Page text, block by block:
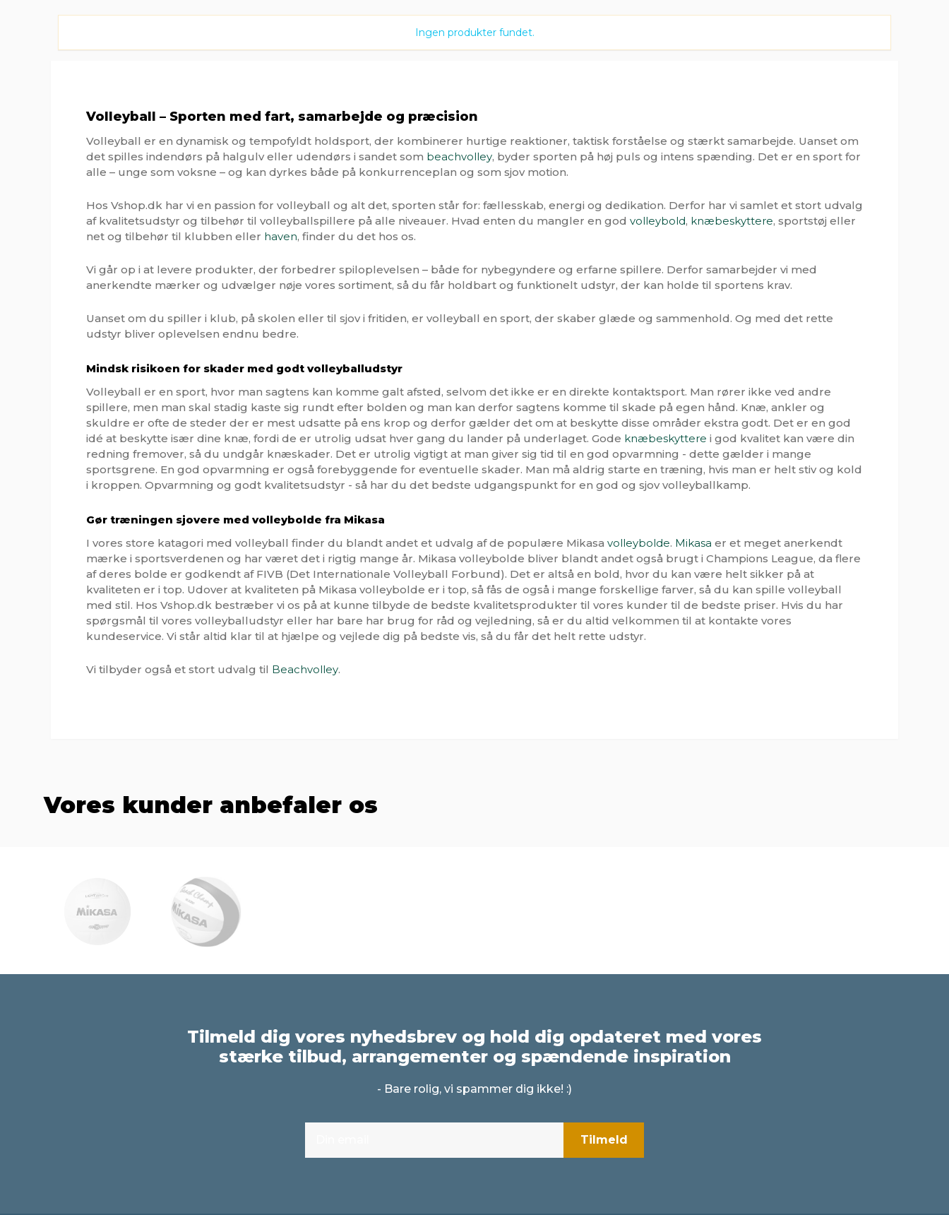
Ingen produkter fundet.
Volleyball – Sporten med fart, samarbejde og præcision
Volleyball er en dynamisk og tempofyldt holdsport, der kombinerer hurtige reaktioner, taktisk forståelse og stærkt samarbejde. Uanset om
det spilles indendørs på halgulv eller udendørs i sandet som beachvolley, byder sporten på høj puls og intens spænding. Det er en sport for
alle – unge som voksne – og kan dyrkes både på konkurrenceplan og som sjov motion.
Hos Vshop.dk har vi en passion for volleyball og alt det, sporten står for: fællesskab, energi og dedikation. Derfor har vi samlet et stort udvalg
af kvalitetsudstyr og tilbehør til volleyballspillere på alle niveauer. Hvad enten du mangler en god volleybold, knæbeskyttere, sportstøj eller
net og tilbehør til klubben eller haven, finder du det hos os.
Vi går op i at levere produkter, der forbedrer spiloplevelsen – både for nybegyndere og erfarne spillere. Derfor samarbejder vi med
anerkendte mærker og udvælger nøje vores sortiment, så du får holdbart og funktionelt udstyr, der kan holde til sportens krav.
Uanset om du spiller i klub, på skolen eller til sjov i fritiden, er volleyball en sport, der skaber glæde og sammenhold. Og med det rette
udstyr bliver oplevelsen endnu bedre.
Mindsk risikoen for skader med godt volleyballudstyr
Volleyball er en sport, hvor man sagtens kan komme galt afsted, selvom det ikke er en direkte kontaktsport. Man rører ikke ved andre
spillere, men man skal stadig kaste sig rundt efter bolden og man kan derfor sagtens komme til skade på egen hånd. Knæ, ankler og
skuldre er ofte de steder der er mest udsatte på ens krop og derfor gælder det om at beskytte disse områder ekstra godt. Det er en god
idé at beskytte især dine knæ, fordi de er utrolig udsat hver gang du lander på underlaget. Gode knæbeskyttere i god kvalitet kan være din
redning fremover, så du undgår knæskader. Det er utrolig vigtigt at man giver sig tid til en god opvarmning - dette gælder i mange
sportsgrene. En god opvarmning er også forebyggende for eventuelle skader. Man må aldrig starte en træning, hvis man er helt stiv og kold
i kroppen. Opvarmning og godt kvalitetsudstyr - så har du det bedste udgangspunkt for en god og sjov volleyballkamp.
Gør træningen sjovere med volleybolde fra Mikasa
I vores store katagori med volleyball finder du blandt andet et udvalg af de populære Mikasa volleybolde. Mikasa er et meget anerkendt
mærke i sportsverdenen og har været det i rigtig mange år. Mikasa volleybolde bliver blandt andet også brugt i Champions League, da flere
af deres bolde er godkendt af FIVB (Det Internationale Volleyball Forbund). Det er altså en bold, hvor du kan være helt sikker på at
kvaliteten er i top. Udover at kvaliteten på Mikasa volleybolde er i top, så fås de også i mange forskellige farver, så du kan spille volleyball
med stil. Hos Vshop.dk bestræber vi os på at kunne tilbyde de bedste kvalitetsprodukter til vores kunder til de bedste priser. Hvis du har
spørgsmål til vores volleyballudstyr eller har bare har brug for råd og vejledning, så er du altid velkommen til at kontakte vores
kundeservice. Vi står altid klar til at hjælpe og vejlede dig på bedste vis, så du får det helt rette udstyr.
Vi tilbyder også et stort udvalg til Beachvolley.
Vores kunder anbefaler os
Tilmeld dig vores nyhedsbrev og hold dig opdateret med vores
stærke tilbud, arrangementer og spændende inspiration
- Bare rolig, vi spammer dig ikke! :)